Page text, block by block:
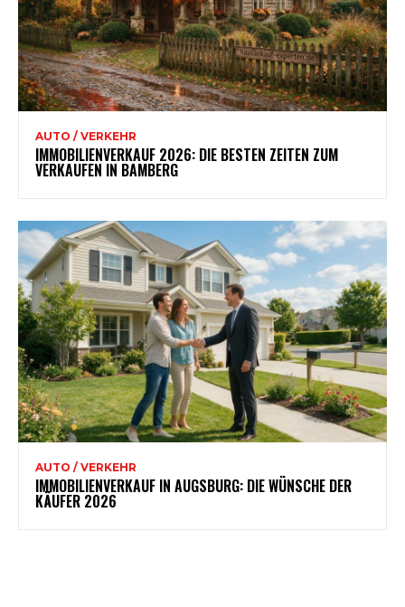
AUTO / VERKEHR
IMMOBILIENVERKAUF 2026: DIE BESTEN ZEITEN ZUM
VERKAUFEN IN BAMBERG
AUTO / VERKEHR
IMMOBILIENVERKAUF IN AUGSBURG: DIE WÜNSCHE DER
KÄUFER 2026